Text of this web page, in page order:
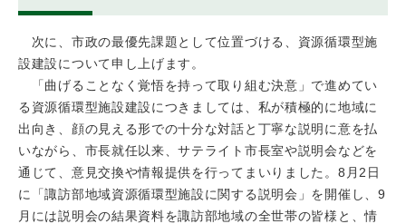
次に、市政の最優先課題として位置づける、資源循環型施
設建設について申し上げます。
「曲げることなく覚悟を持って取り組む決意」で進めてい
る資源循環型施設建設につきましては、私が積極的に地域に
出向き、顔の見える形での十分な対話と丁寧な説明に意を払
いながら、市長就任以来、サテライト市長室や説明会などを
通じて、意見交換や情報提供を行ってまいりました。8月2日
に「諏訪部地域資源循環型施設に関する説明会」を開催し、9
月には説明会の結果資料を諏訪部地域の全世帯の皆様と、情